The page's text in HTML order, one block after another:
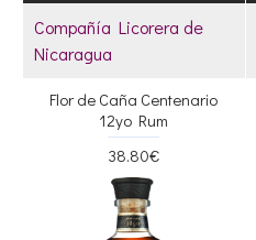
Compañía Licorera de
Nicaragua
Flor de Caña Centenario
12yo Rum
38.80€